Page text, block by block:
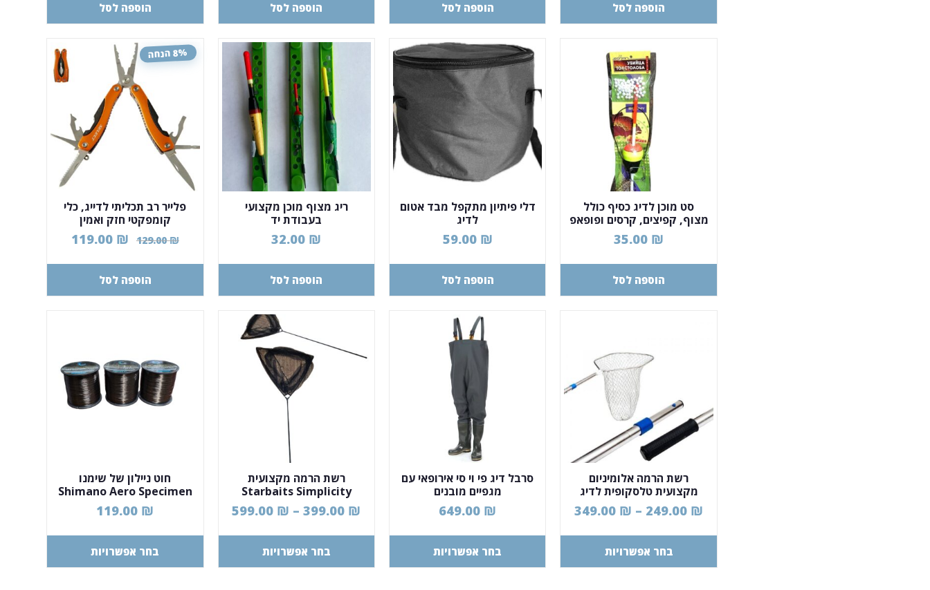
הוספה לסל הוספה לסל הוספה לסל הוספה לסל
סט מוכן לדיג כסיף כולל
מצוף, קפיצים, קרסים ופופאפ
35.00 ₪
הוספה לסל
דלי פיתיון מתקפל מבד אטום
לדיג
59.00 ₪
הוספה לסל
ריג מצוף מוכן מקצועי
בעבודת יד
32.00 ₪
הוספה לסל
8% הנחה
פלייר רב תכליתי לדייג, כלי
קומפקטי חזק ואמין
129.00₪
119.00 ₪
הוספה לסל
רשת הרמה אלומיניום
מקצועית טלסקופית לדיג
249.00 ₪
–
349.00 ₪
בחר אפשרויות
סרבל דיג פי וי סי אירופאי עם
מגפיים מובנים
649.00 ₪
בחר אפשרויות
רשת הרמה מקצועית
Starbaits Simplicity
Landing Net
399.00 ₪
–
599.00 ₪
בחר אפשרויות
חוט ניילון של שימנו
Shimano Aero Specimen
Mono
119.00 ₪
בחר אפשרויות